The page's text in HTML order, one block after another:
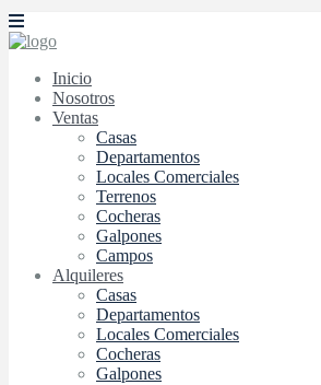
Inicio
Nosotros
Ventas
Casas
Departamentos
Locales Comerciales
Terrenos
Cocheras
Galpones
Campos
Alquileres
Casas
Departamentos
Locales Comerciales
Cocheras
Galpones